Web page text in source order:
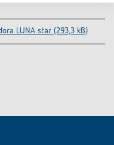
LUNA star (293,3 kB)